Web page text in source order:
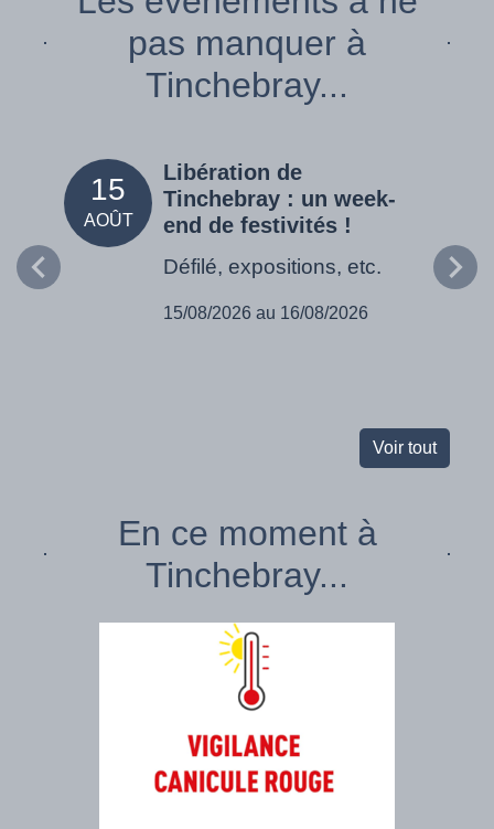
pas manquer à
Tinchebray...
15
AOÛT
Libération de
Tinchebray : un week-
end de festivités !
Défilé, expositions, etc.
15/08/2026 au 16/08/2026
Voir tout
En ce moment à
Tinchebray...